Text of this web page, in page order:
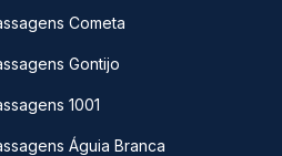
Cometa
Gontijo
1001
Águia Branca